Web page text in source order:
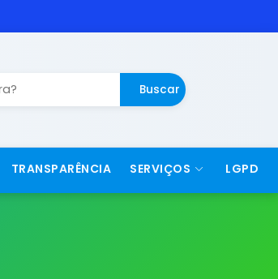
Buscar
TRANSPARÊNCIA SERVIÇOS LGPD